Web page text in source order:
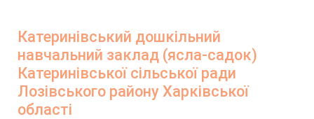
Катеринівський дошкільний
навчальний заклад (ясла-садок)
Катеринівської сільської ради
Лозівського району Харківської
області